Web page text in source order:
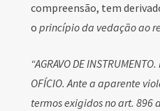
compreensão, tem
o princípio da vedação ao
“AGRAVO DE
OFÍCIO. Ante a aparente
termos exigidos no art. 896